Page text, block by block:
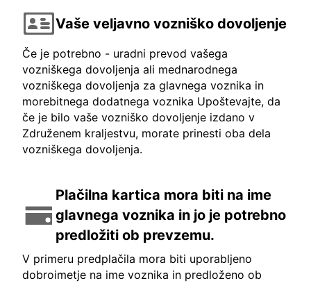
Vaše veljavno vozniško dovoljenje
Če je potrebno - uradni prevod vašega
vozniškega dovoljenja ali mednarodnega
vozniškega dovoljenja za glavnega voznika in
morebitnega dodatnega voznika Upoštevajte, da
če je bilo vaše vozniško dovoljenje izdano v
Združenem kraljestvu, morate prinesti oba dela
vozniškega dovoljenja.
Plačilna kartica mora biti na ime
glavnega voznika in jo je potrebno
predložiti ob prevzemu.
V primeru predplačila mora biti uporabljeno
dobroimetje na ime voznika in predloženo ob